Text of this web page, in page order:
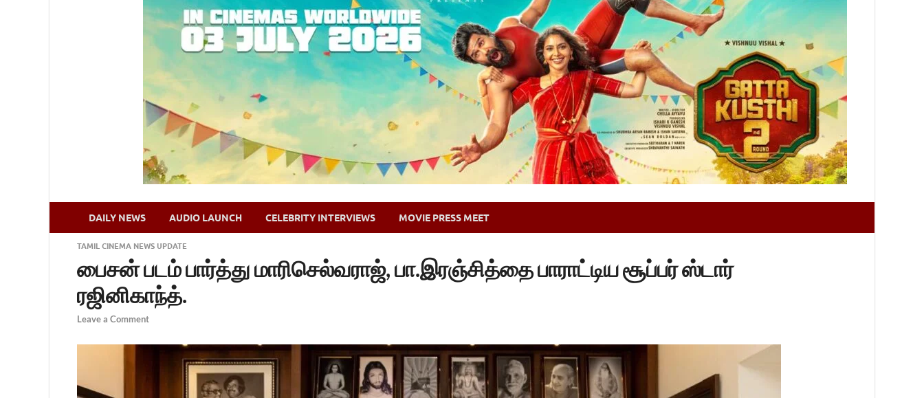
DAILY NEWS AUDIO LAUNCH CELEBRITY INTERVIEWS MOVIE PRESS MEET
TAMIL CINEMA NEWS UPDATE
பைசன் படம் பார்த்து மாரிசெல்வராஜ், பா.இரஞ்சித்தை பாராட்டிய சூப்பர் ஸ்டார்
ரஜினிகாந்த்.
Leave a Comment